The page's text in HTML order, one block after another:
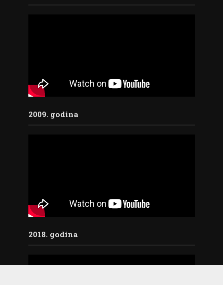
2009. godina
2018. godina